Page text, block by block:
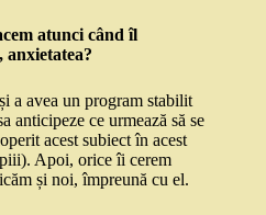
atunci când îl
anxietatea?
a avea un program stabilit
anticipeze ce urmează să se
acest subiect în acest
Apoi, orice îi cerem
și noi, împreună cu el.